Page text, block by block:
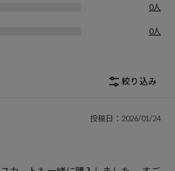
0人
0人
絞り込み
投稿日：2026/01/24